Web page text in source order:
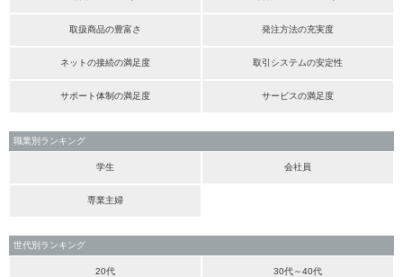
取扱商品の豊富さ 発注方法の充実度
ネットの接続の満足度 取引システムの安定性
サポート体制の満足度 サービスの満足度
職業別ランキング
学生 会社員
専業主婦
世代別ランキング
20代 30代～40代